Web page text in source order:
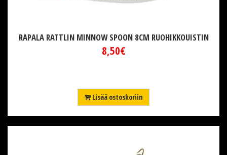
RAPALA RATTLIN MINNOW SPOON 8CM RUOHIKKOUISTIN
8,50€
Lisää ostoskoriin